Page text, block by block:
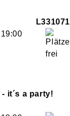
L331071
it´s a party!